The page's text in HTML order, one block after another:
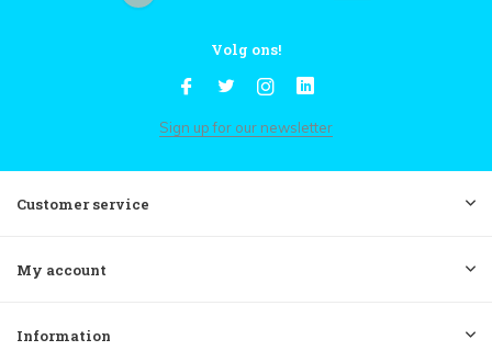
Volg ons!
Sign up for our newsletter
Customer service
My account
Information